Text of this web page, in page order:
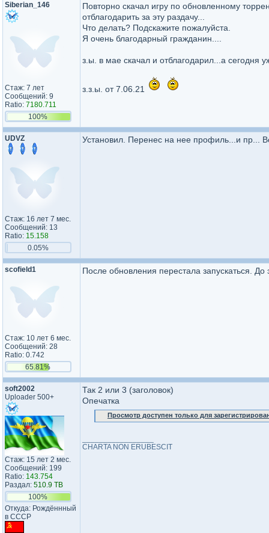
Siberian_146
Стаж: 7 лет
Сообщений: 9
Ratio: 7180.711
100%
Повторно скачал игру по обновленному
отблагодарить за эту раздачу...
Что делать? Подскажите пожалуйста.
Я очень благодарный гражданин....
з.ы. в мае скачал и отблагодарил...а сегодня
з.з.ы. от 7.06.21
UDVZ
Стаж: 16 лет 7 мес.
Сообщений: 13
Ratio: 15.158
0.05%
Установил. Перенес на нее профиль...и пр...
scofield1
Стаж: 10 лет 6 мес.
Сообщений: 28
Ratio: 0.742
65.81%
После обновления перестала запускаться.
soft2002
Uploader 500+
Стаж: 15 лет 2 мес.
Сообщений: 199
Ratio: 143.754
Раздал: 510.9 TB
100%
Откуда: Рождённный
в СССР
Так 2 или 3 (заголовок)
Опечатка
Просмотр доступен только для
CHARTA NON ERUBESCIT